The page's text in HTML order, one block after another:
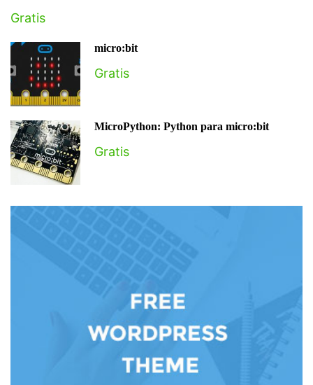
Gratis
micro:bit
Gratis
MicroPython: Python para micro:bit
Gratis